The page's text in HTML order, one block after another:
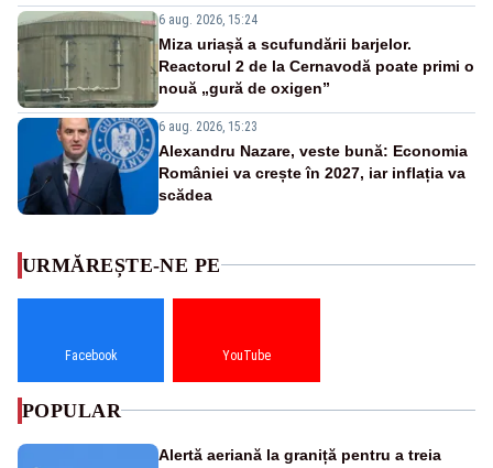
6 aug. 2026, 15:24
Miza uriașă a scufundării barjelor.
Reactorul 2 de la Cernavodă poate primi o
nouă „gură de oxigen”
6 aug. 2026, 15:23
Alexandru Nazare, veste bună: Economia
României va crește în 2027, iar inflația va
scădea
URMĂREȘTE-NE PE
Facebook YouTube
POPULAR
Alertă aeriană la graniță pentru a treia